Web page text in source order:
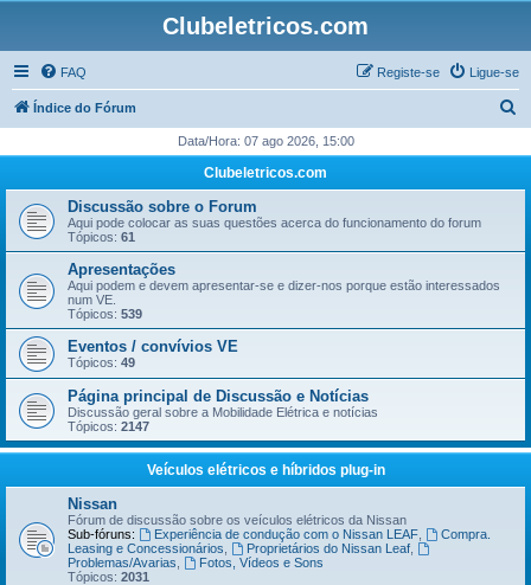
Clubeletricos.com
FAQ Ligue-se
Registe-se
Índice do Fórum
q
i
r
Data/Hora: 07 ago 2026, 15:00
Clubeletricos.com
Discussão sobre o Forum
Aqui pode colocar as suas questões acerca do funcionamento do forum
Tópicos: 61
Apresentações
Aqui podem e devem apresentar-se e dizer-nos porque estão interessados
num VE.
Tópicos: 539
Eventos / convívios VE
Tópicos: 49
Página principal de Discussão e Notícias
Discussão geral sobre a Mobilidade Elétrica e notícias
Tópicos: 2147
Veículos elétricos e híbridos plug-in
Nissan
Fórum de discussão sobre os veículos elétricos da Nissan
Sub-fóruns:
Experiência de condução com o Nissan LEAF,
Compra.
Leasing e Concessionários
Proprietários do Nissan Leaf,
Problemas/Avarias
Fotos, Vídeos e Sons
Tópicos: 2031